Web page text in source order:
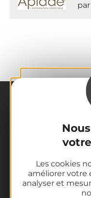
Les cookies
améliorer votre
analyser et
La destination
Nos